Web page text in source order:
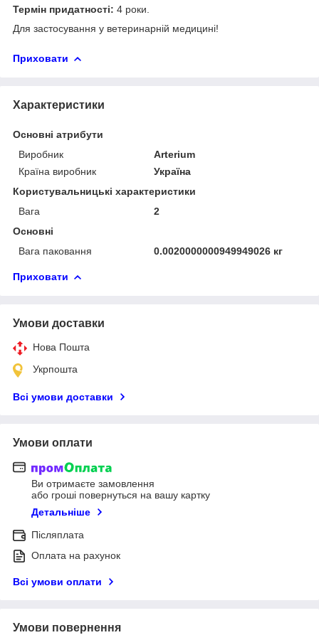
Термін придатності: 4 роки.
Для застосування у ветеринарній медицині!
Приховати
Характеристики
Основні атрибути
Виробник
Arterium
Країна виробник
Україна
Користувальницькі характеристики
Вага
2
Основні
Вага паковання
0.0020000000949949026 кг
Приховати
Умови доставки
Нова Пошта
Укрпошта
Всі умови доставки
Умови оплати
Ви отримаєте замовлення
або гроші повернуться на вашу картку
Детальніше
Післяплата
Оплата на рахунок
Всі умови оплати
Умови повернення